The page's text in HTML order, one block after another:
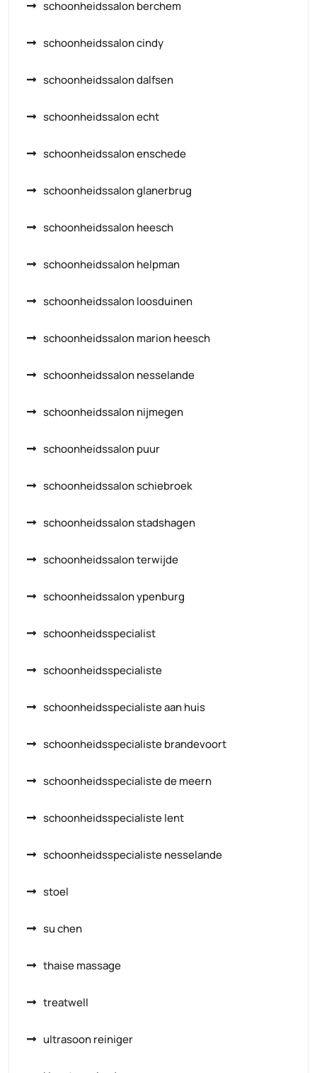
schoonheidssalon berchem
schoonheidssalon cindy
schoonheidssalon dalfsen
schoonheidssalon echt
schoonheidssalon enschede
schoonheidssalon glanerbrug
schoonheidssalon heesch
schoonheidssalon helpman
schoonheidssalon loosduinen
schoonheidssalon marion heesch
schoonheidssalon nesselande
schoonheidssalon nijmegen
schoonheidssalon puur
schoonheidssalon schiebroek
schoonheidssalon stadshagen
schoonheidssalon terwijde
schoonheidssalon ypenburg
schoonheidsspecialist
schoonheidsspecialiste
schoonheidsspecialiste aan huis
schoonheidsspecialiste brandevoort
schoonheidsspecialiste de meern
schoonheidsspecialiste lent
schoonheidsspecialiste nesselande
stoel
su chen
thaise massage
treatwell
ultrasoon reiniger